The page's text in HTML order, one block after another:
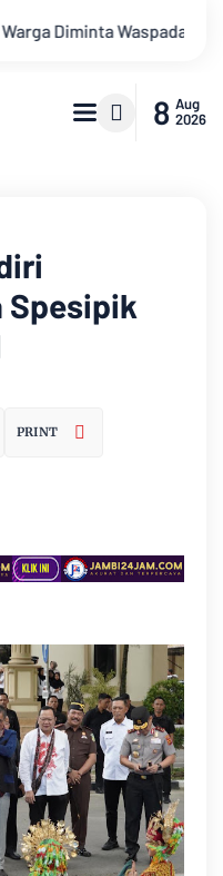
Ambisi Menjadi
8 Aug
2026
Spesipik
PRINT